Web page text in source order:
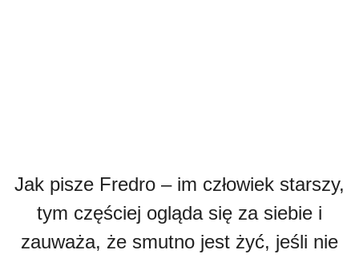
Jak pisze Fredro – im człowiek starszy,
tym częściej ogląda się za siebie i
zauważa, że smutno jest żyć, jeśli nie